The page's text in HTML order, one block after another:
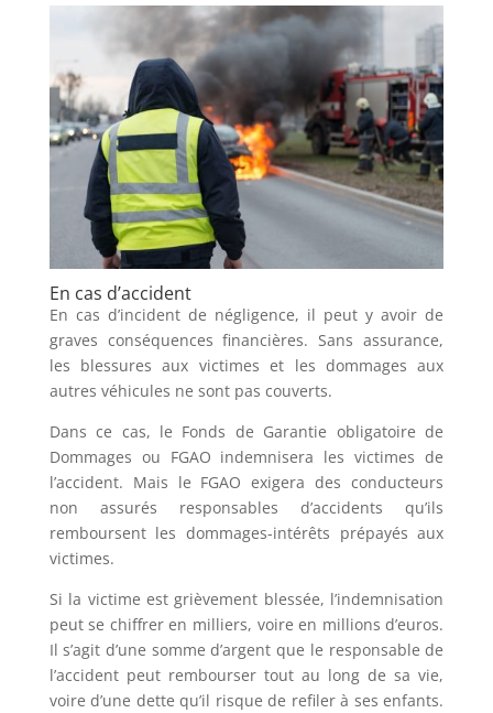
En cas d’accident
En cas d’incident de négligence, il peut y avoir de
graves conséquences financières. Sans assurance,
les blessures aux victimes et les dommages aux
autres véhicules ne sont pas couverts.
Dans ce cas, le Fonds de Garantie obligatoire de
Dommages ou FGAO indemnisera les victimes de
l’accident. Mais le FGAO exigera des conducteurs
non assurés responsables d’accidents qu’ils
remboursent les dommages-intérêts prépayés aux
victimes.
Si la victime est grièvement blessée, l’indemnisation
peut se chiffrer en milliers, voire en millions d’euros.
Il s’agit d’une somme d’argent que le responsable de
l’accident peut rembourser tout au long de sa vie,
voire d’une dette qu’il risque de refiler à ses enfants.